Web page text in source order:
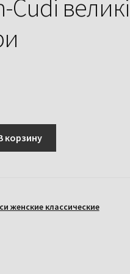
Cudi великі
корзину
женские классические